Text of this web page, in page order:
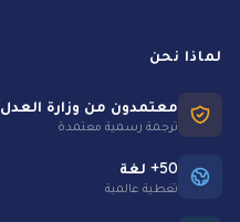
لماذا نحن
معتمدون من وزارة العدل
ترجمة رسمية معتمدة
50+ لغة
تغطية عالمية